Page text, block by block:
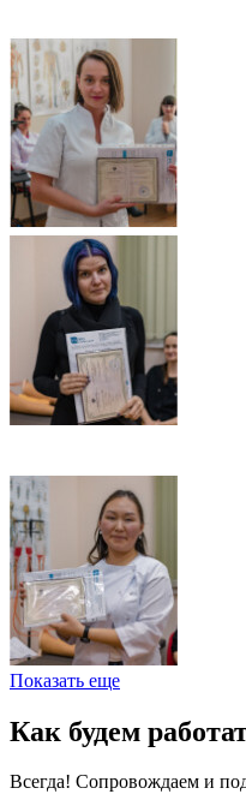
Показать еще
Как будем
Всегда! Сопровождаем и